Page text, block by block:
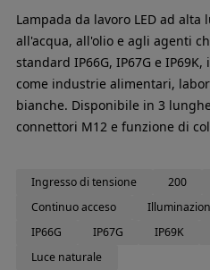
Lampada da lavoro LED ad
all'acqua, all'olio e agli agenti
standard IP66G, IP67G e
come industrie alimentari,
bianche. Disponibile in 3
connettori M12 e funzione di
Ingresso di tensione 200
Continuo acceso
IP66G
IP67G IP69K
Luce naturale